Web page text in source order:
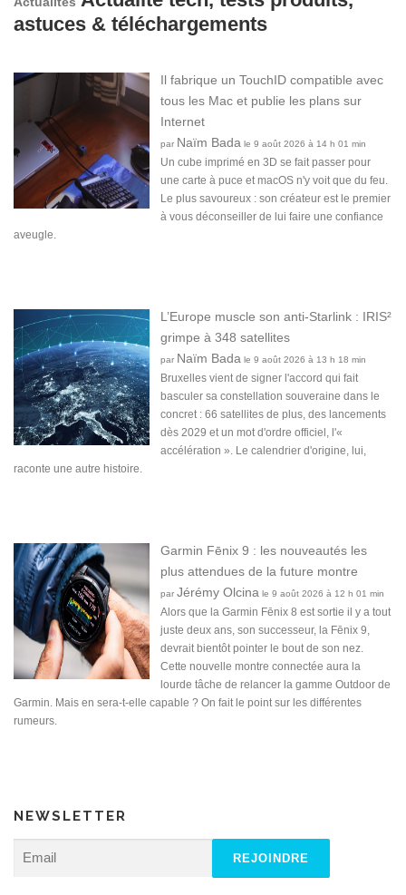
astuces & téléchargements
Il fabrique un TouchID compatible avec
tous les Mac et publie les plans sur
Internet
par Naïm Bada le 9 août 2026 à 14 h 01 min
Un cube imprimé en 3D se fait passer pour
une carte à puce et macOS n'y voit que du feu.
Le plus savoureux : son créateur est le premier
à vous déconseiller de lui faire une confiance
aveugle.
L’Europe muscle son anti-Starlink : IRIS²
grimpe à 348 satellites
par Naïm Bada le 9 août 2026 à 13 h 18 min
Bruxelles vient de signer l'accord qui fait
basculer sa constellation souveraine dans le
concret : 66 satellites de plus, des lancements
dès 2029 et un mot d'ordre officiel, l'«
accélération ». Le calendrier d'origine, lui,
raconte une autre histoire.
Garmin Fēnix 9 : les nouveautés les
plus attendues de la future montre
parJérémy Olcina le 9 août 2026 à 12 h 01 min
Alors que la Garmin Fēnix 8 est sortie il y a tout
juste deux ans, son successeur, la Fēnix 9,
devrait bientôt pointer le bout de son nez.
Cette nouvelle montre connectée aura la
lourde tâche de relancer la gamme Outdoor de
Garmin. Mais en sera-t-elle capable ? On fait le point sur les différentes
rumeurs.
NEWSLETTER